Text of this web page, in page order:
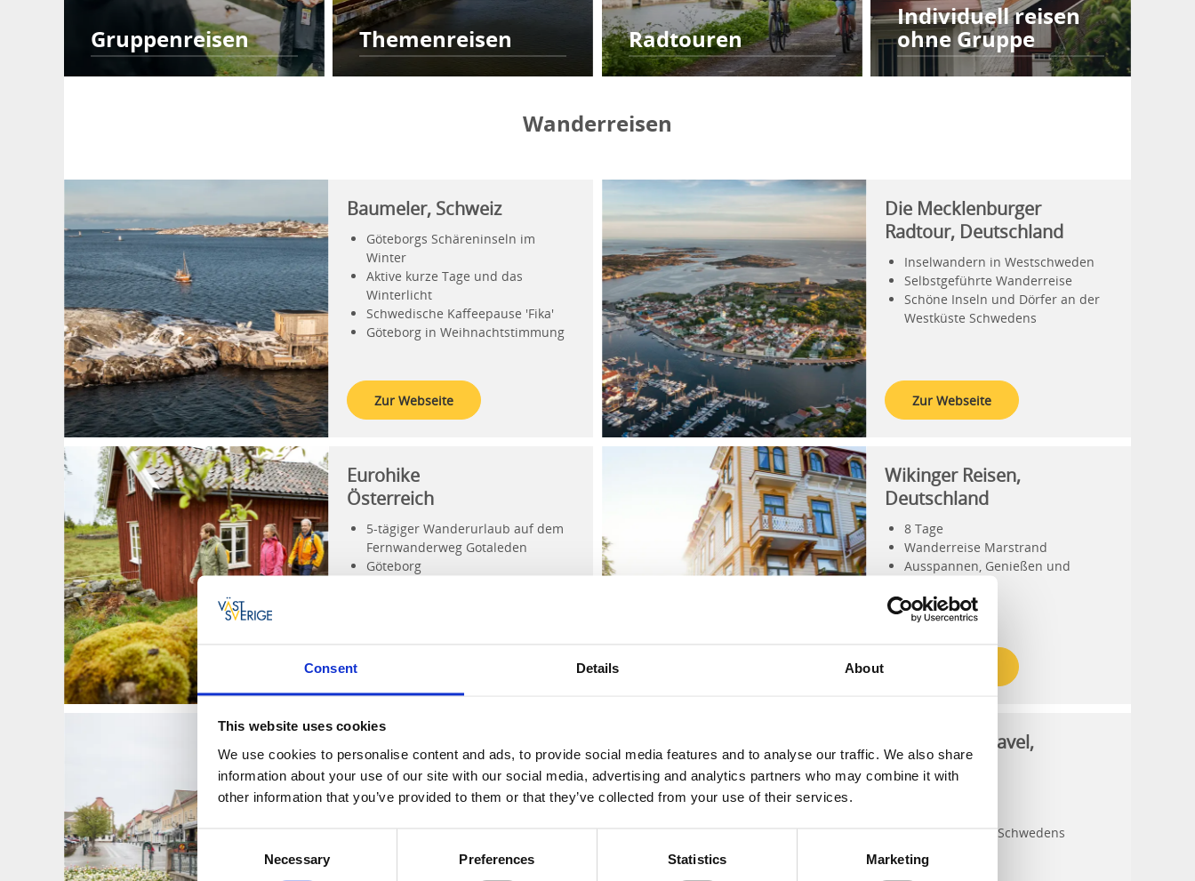
Consent Details About
This website uses cookies
We use cookies to personalise content and ads, to provide social media features and to analyse our traffic. We also share
information about your use of our site with our social media, advertising and analytics partners who may combine it with
other information that you’ve provided to them or that they’ve collected from your use of their services.
Consent
Selection
Necessary Preferences Statistics Marketing
Gruppenreisen Themenreisen Radtouren
Individuell reisen
ohne Gruppe
Wanderreisen
Baumeler, Schweiz
Göteborgs Schäreninseln im
Winter
Aktive kurze Tage und das
Winterlicht
Schwedische Kaffeepause 'Fika'
Göteborg in Weihnachtstimmung
Zur Webseite
Die Mecklenburger
Radtour, Deutschland
Inselwandern in Westschweden
Selbstgeführte Wanderreise
Schöne Inseln und Dörfer an der
Westküste Schwedens
Zur Webseite
Eurohike
Österreich
5-tägiger Wanderurlaub auf dem
Fernwanderweg Gotaleden
Göteborg
Wikinger Reisen,
Deutschland
8 Tage
Wanderreise Marstrand
Ausspannen, Genießen und
Deutschland
8 Tage
Göteborg
Die "Kaffeehauptstadt" Alingsås
Highlander Travel,
Deutschland
Kulturleben an Schwedens
Westküste
Göteborg